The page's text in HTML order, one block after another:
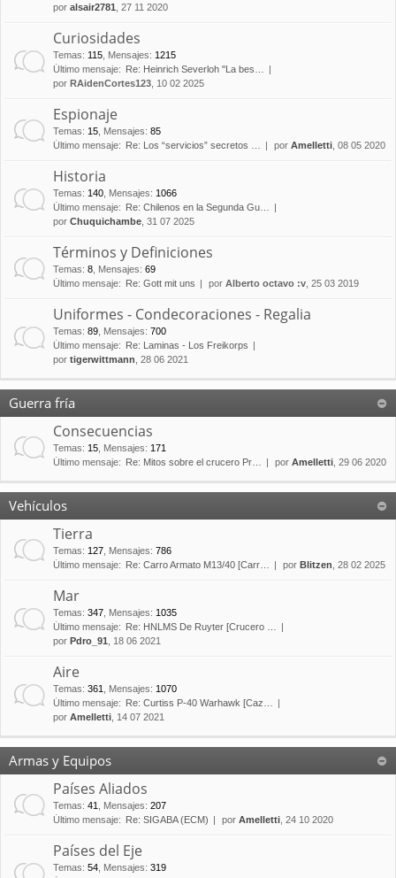
por alsair2781 , 27 11 2020
Curiosidades
Temas: 115 Mensajes: 1215
Último mensaje:
Re: Heinrich Severloh "La bes…
por RAidenCortes123 , 10 02 2025
Espionaje
Temas: 15 Mensajes: 85
Último mensaje:
Re: Los “servicios” secretos … por Amelletti , 08 05 2020
Historia
Temas: 140 Mensajes: 1066
Último mensaje:
Re: Chilenos en la Segunda Gu…
por Chuquichambe , 31 07 2025
Términos y Definiciones
Temas: 8 Mensajes: 69
Último mensaje:
Re: Gott mit uns por Alberto octavo :v , 25 03 2019
Uniformes - Condecoraciones - Regalia
Temas: 89 Mensajes: 700
Último mensaje:
Re: Laminas - Los Freikorps
por tigerwittmann , 28 06 2021
Guerra fría
Consecuencias
Temas: 15 Mensajes: 171
Último mensaje:
Re: Mitos sobre el crucero Pr… por Amelletti , 29 06 2020
Vehículos
Tierra
Temas: 127 Mensajes: 786
Último mensaje:
Re: Carro Armato M13/40 [Carr… por Blitzen , 28 02 2025
Mar
Temas: 347 Mensajes: 1035
Último mensaje:
Re: HNLMS De Ruyter [Crucero …
por Pdro_91 , 18 06 2021
Aire
Temas: 361 Mensajes: 1070
Último mensaje:
Re: Curtiss P-40 Warhawk [Caz…
por Amelletti , 14 07 2021
Armas y Equipos
Países Aliados
Temas: 41 Mensajes: 207
Último mensaje:
Re: SIGABA (ECM) por Amelletti , 24 10 2020
Países del Eje
Temas: 54 Mensajes: 319